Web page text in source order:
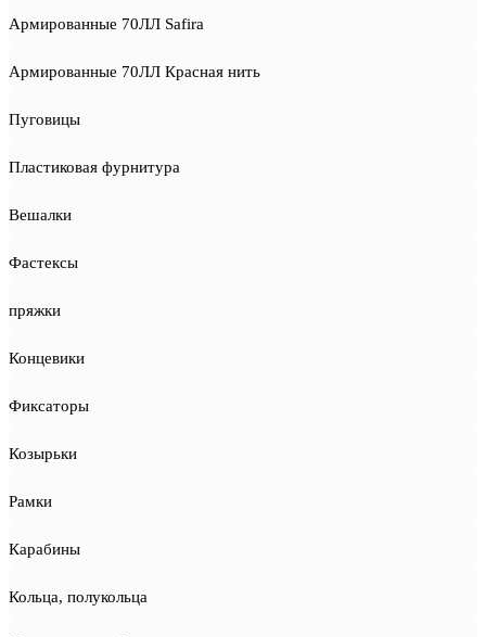
Армированные 70ЛЛ Safira
Армированные 70ЛЛ Красная нить
Пуговицы
Пластиковая фурнитура
Вешалки
Фастексы
пряжки
Концевики
Фиксаторы
Козырьки
Рамки
Карабины
Кольца, полукольца